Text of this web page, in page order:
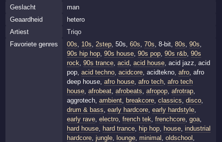
Geslacht
man
Geaardheid
hetero
Artiest
Triqo
Favoriete genres
00s 10s 2step, 50s, 60s 70s , 8-bit, 80s 90s
90s hip hop, 90s house, 90s pop, 90s r&b, 90s
rock 90s trance, acid acid house, acid jazz, acid
pop, acid techno, acidcore, acidtekno, afro, afro
deep house, afro house, afro tech, afro tech
house, afrobeat, afrobeats afropop, afrotrap,
aggrotech, ambient, breakcore, classics disco,
drum & bass early hardcore, early hardstyle,
early rave, electro, french tek frenchcore, goa,
hard house, hard trance, hip hop, house, industrial
hardcore, jungle, lounge, minimal oldschool